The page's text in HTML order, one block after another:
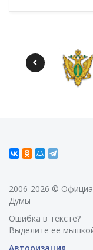
2006-2026 ©
Думы
Ошибка в тексте?
Выделите ее